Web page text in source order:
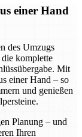
einer Hand
des Umzugs
komplette
Mit
einer Hand – so
und genießen
Planung – und
Ihren